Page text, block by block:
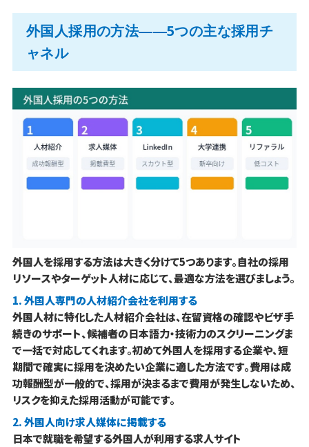
外国人採用の方法――5つの主な採用チ
ャネル
外国人を採用する方法は大きく分けて5つあります。自社の採用
リソースやターゲット人材に応じて、最適な方法を選びましょう。
1. 外国人専門の人材紹介会社を利用する
外国人材に特化した人材紹介会社は、在留資格の確認やビザ手
続きのサポート、候補者の日本語力・技術力のスクリーニングま
で一括で対応してくれます。初めて外国人を採用する企業や、短
期間で確実に採用を決めたい企業に適した方法です。費用は成
功報酬型が一般的で、採用が決まるまで費用が発生しないため、
リスクを抑えた採用活動が可能です。
2. 外国人向け求人媒体に掲載する
日本で就職を希望する外国人が利用する求人サイト